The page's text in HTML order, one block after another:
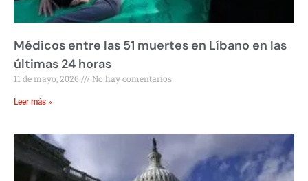
Médicos entre las 51 muertes en Líbano en las
últimas 24 horas
11 de mayo, 2026 No hay comentarios
Leer más »